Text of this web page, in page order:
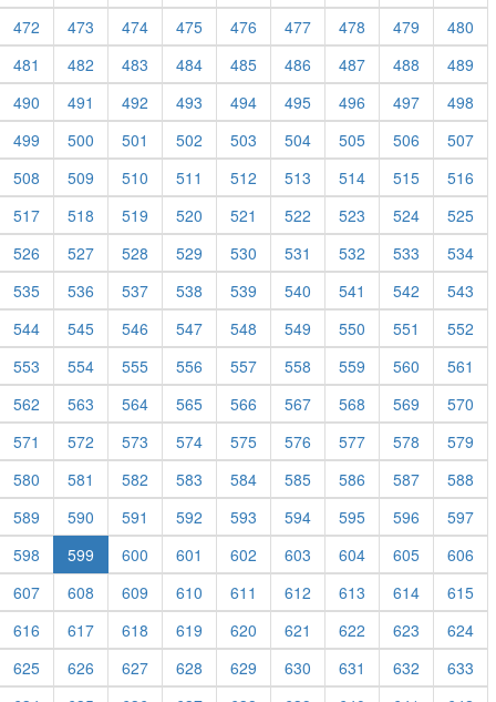
472
473 474 475 476 477 478 479
480
481
482 483 484 485 486 487 488
489
490
491 492 493 494 495 496 497
498
499
500 501 502 503 504 505 506
507
508
509 510 511 512 513 514 515
516
517
518 519 520 521 522 523 524
525
526
527 528 529 530 531 532 533
534
535
536 537 538 539 540 541 542
543
544
545 546 547 548 549 550 551
552
553
554 555 556 557 558 559 560
561
562
563 564 565 566 567 568 569
570
571
572 573 574 575 576 577 578
579
580
581 582 583 584 585 586 587
588
589
590 591 592 593 594 595 596
597
598
599 600 601 602 603 604 605
606
607
608 609 610 611 612 613 614
615
616
617 618 619 620 621 622 623
624
625
626 627 628 629 630 631 632
633